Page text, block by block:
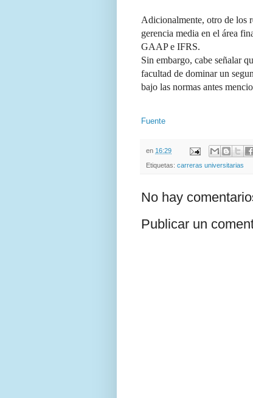
Adicionalmente, otro de los
gerencia media en el área
GAAP e IFRS.
Sin embargo, cabe señalar
facultad de dominar un
bajo las normas antes
Fuente
en 16:29
Etiquetas: carreras universitarias
No hay
Publicar un